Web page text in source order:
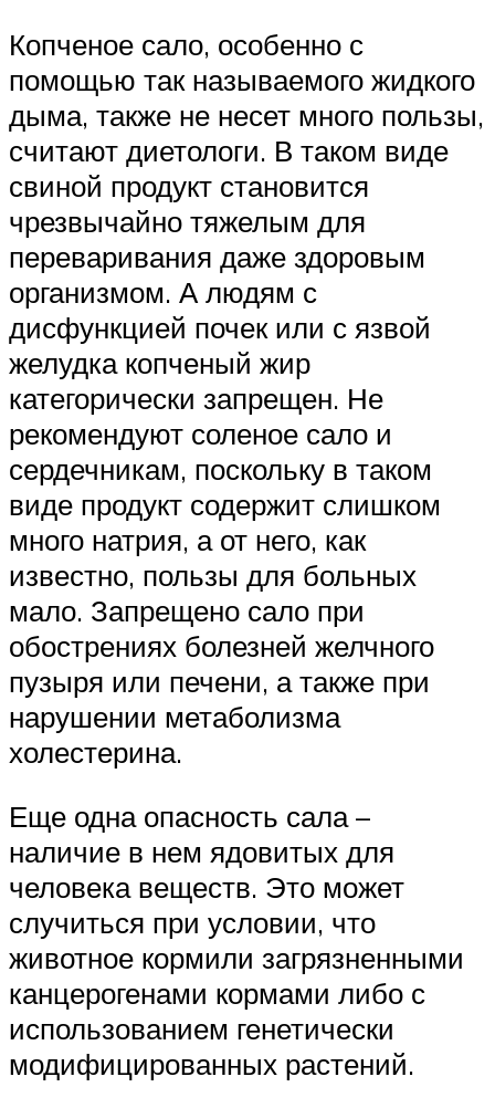
Копченое сало, особенно с
помощью так называемого жидкого
дыма, также не несет много пользы,
считают диетологи. В таком виде
свиной продукт становится
чрезвычайно тяжелым для
переваривания даже здоровым
организмом. А людям с
дисфункцией почек или с язвой
желудка копченый жир
категорически запрещен. Не
рекомендуют соленое сало и
сердечникам, поскольку в таком
виде продукт содержит слишком
много натрия, а от него, как
известно, пользы для больных
мало. Запрещено сало при
обострениях болезней желчного
пузыря или печени, а также при
нарушении метаболизма
холестерина.
Еще одна опасность сала –
наличие в нем ядовитых для
человека веществ. Это может
случиться при условии, что
животное кормили загрязненными
канцерогенами кормами либо с
использованием генетически
модифицированных растений.